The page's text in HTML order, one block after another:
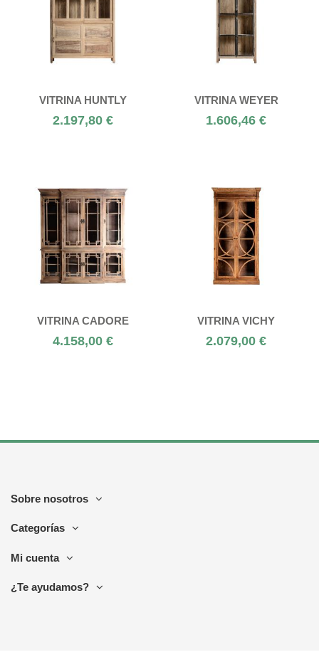
VITRINA HUNTLY
2.197,80 €
VITRINA WEYER
1.606,46 €
VITRINA CADORE
4.158,00 €
VITRINA VICHY
2.079,00 €
Sobre nosotros
Categorías
Mi cuenta
¿Te ayudamos?